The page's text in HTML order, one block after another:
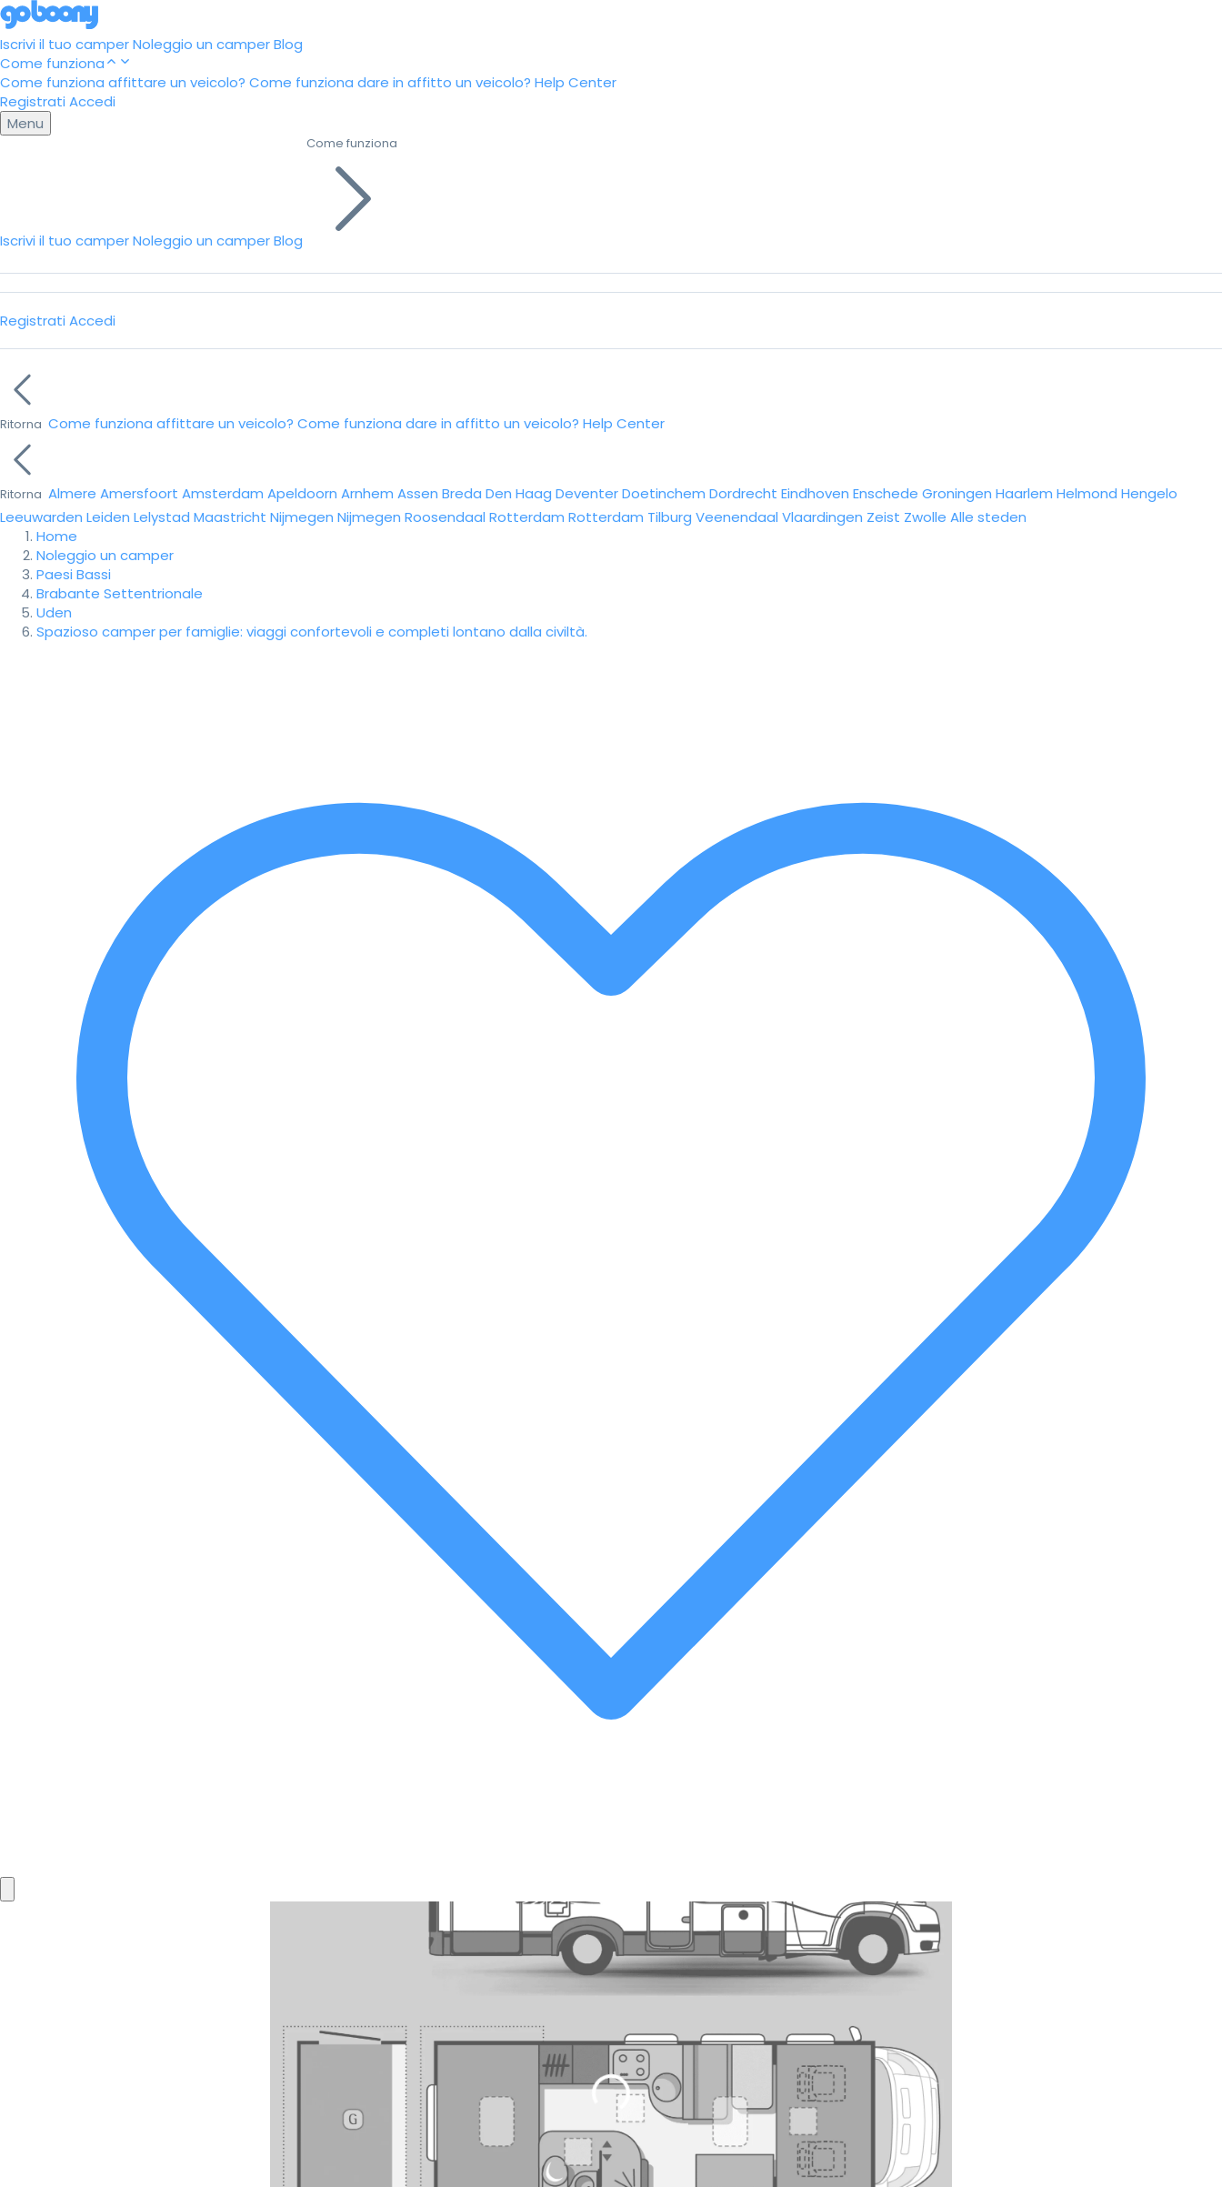
Iscrivi il tuo camperNoleggio un camperBlog
Come funziona
Come funziona affittare un veicolo? Come funziona dare in affitto un veicolo? Help Center
Registrati Accedi
Menu
Iscrivi il tuo camperNoleggio un camperBlog
Come funziona
Registrati Accedi
Ritorna Come funziona affittare un veicolo? Come funziona dare in affitto un veicolo? Help Center
Ritorna Almere Amersfoort Amsterdam Apeldoorn Arnhem Assen Breda Den Haag DeventerDoetinchem Dordrecht Eindhoven Enschede Groningen Haarlem Helmond Hengelo
Leeuwarden Leiden Lelystad Maastricht Nijmegen Nijmegen Roosendaal Rotterdam Rotterdam Tilburg Veenendaal Vlaardingen Zeist Zwolle Alle steden
Home
Noleggio un camper
Paesi Bassi
Brabante Settentrionale
Uden
Spazioso camper per famiglie: viaggi confortevoli e completi lontano dalla civiltà.